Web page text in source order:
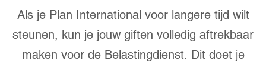
Als je Plan International voor langere tijd wilt
steunen, kun je jouw giften volledig aftrekbaar
maken voor de Belastingdienst. Dit doet je